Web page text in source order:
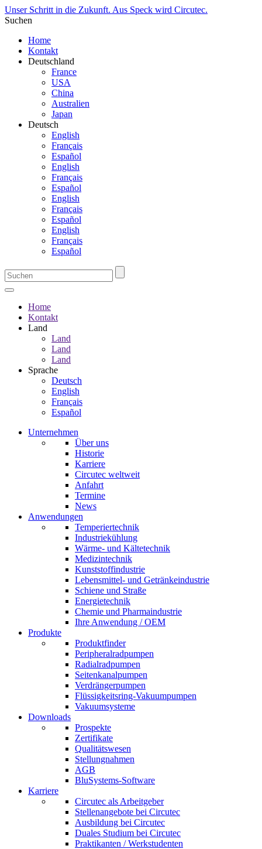
Unser Schritt in die Zukunft. Aus Speck wird Circutec.
Suchen
Home
Kontakt
Deutschland
France
USA
China
Australien
Japan
Deutsch
English
Français
Español
English
Français
Español
English
Français
Español
English
Français
Español
Home
Kontakt
Land
Land
Land
Land
Sprache
Deutsch
English
Français
Español
Unternehmen
Über uns
Historie
Karriere
Circutec weltweit
Anfahrt
Termine
News
Anwendungen
Temperiertechnik
Industriekühlung
Wärme- und Kältetechnik
Medizintechnik
Kunststoffindustrie
Lebensmittel- und Getränkeindustrie
Schiene und Straße
Energietechnik
Chemie und Pharmaindustrie
Ihre Anwendung / OEM
Produkte
Produktfinder
Peripheralradpumpen
Radialradpumpen
Seitenkanalpumpen
Verdrängerpumpen
Flüssigkeitsring-Vakuumpumpen
Vakuumsysteme
Downloads
Prospekte
Zertifikate
Qualitätswesen
Stellungnahmen
AGB
BluSystems-Software
Karriere
Circutec als Arbeitgeber
Stellenangebote bei Circutec
Ausbildung bei Circutec
Duales Studium bei Circutec
Praktikanten / Werkstudenten